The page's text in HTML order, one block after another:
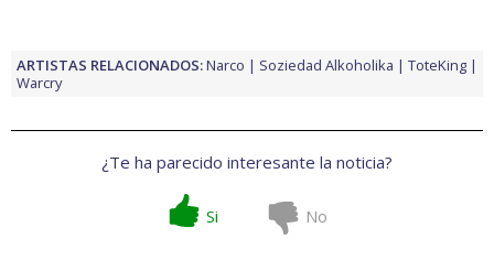
ARTISTAS RELACIONADOS:Narco Soziedad Alkoholika
ToteKing
Warcry
¿Te ha parecido interesante la noticia?
Si No